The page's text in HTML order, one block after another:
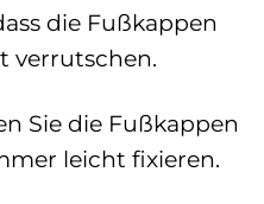
die Fußkappen
verrutschen.
Sie die Fußkappen
leicht fixieren.